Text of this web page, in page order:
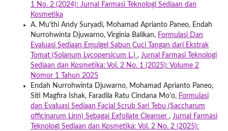
1 No. 2 (2024): Jurnal Farmasi Teknologi Sediaan dan
Kosmetika
A. Mu'thi Andy Suryadi, Mohamad Aprianto Paneo, Endah
Nurrohwinta Djuwarno, Virginia Balikan, Formulasi Dan
Evaluasi Sediaan Emulgel Sabun Cuci Tangan dari Ekstrak
Tomat (Solanum Lycopersicum L.) , Jurnal Farmasi Teknologi
Sediaan dan Kosmetika: Vol. 2 No. 1 (2025): Volume 2
Nomor 1 Tahun 2025
Endah Nurrohwinta Djuwarno, Mohamad Aprianto Paneo,
Siti Magfira Ishak, Faradila Ratu Cindana Mo'o, Formulasi
dan Evaluasi Sediaan Facial Scrub Sari Tebu (Saccharum
officinarum Linn) Sebagai Exfoliate Cleanser , Jurnal Farmasi
Teknologi Sediaan dan Kosmetika: Vol. 2 No. 2 (2025):